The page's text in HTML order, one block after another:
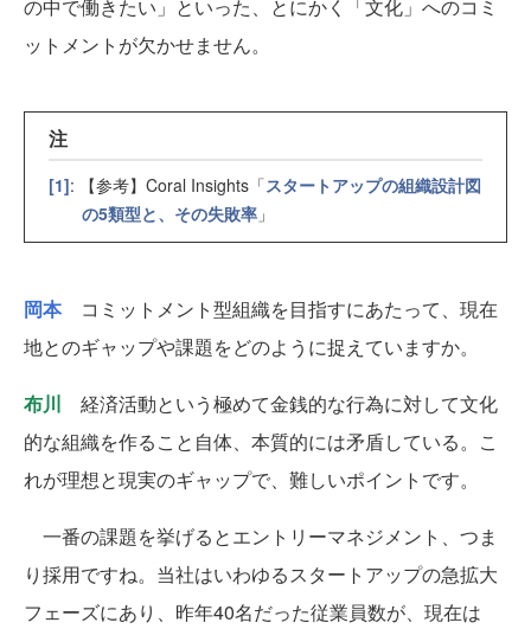
の中で働きたい」といった、とにかく「文化」へのコミ
ットメントが欠かせません。
注
[1]: 【参考】Coral Insights「スタートアップの組織設計図
の5類型と、その失敗率」
岡本コミットメント型組織を目指すにあたって、現在
地とのギャップや課題をどのように捉えていますか。
布川 経済活動という極めて金銭的な行為に対して文化
的な組織を作ること自体、本質的には矛盾している。こ
れが理想と現実のギャップで、難しいポイントです。
一番の課題を挙げるとエントリーマネジメント、つま
り採用ですね。当社はいわゆるスタートアップの急拡大
フェーズにあり、昨年40名だった従業員数が、現在は